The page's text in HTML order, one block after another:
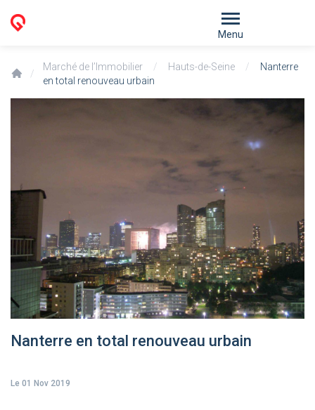
Menu
/
Marché de l’Immobilier / Hauts-de-Seine /
Nanterre
en total renouveau urbain
Nanterre en total renouveau urbain
Le 01 Nov 2019